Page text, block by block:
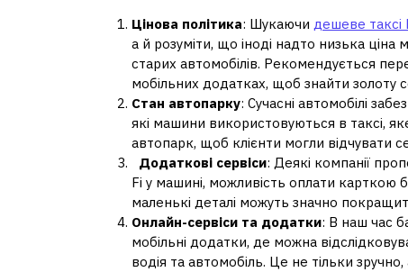
Цінова політика: Шукаючи дешеве таксі
а й розуміти, що іноді надто низька
старих автомобілів. Рекомендується
мобільних додатках, щоб знайти золоту
Стан автопарку: Сучасні автомобілі
які машини використовуються в таксі,
автопарк, щоб клієнти могли відчувати
Додаткові сервіси: Деякі компанії
Fi у машині, можливість оплати карткою
маленькі деталі можуть значно
Онлайн-сервіси та додатки: В наш час
мобільні додатки, де можна
водія та автомобіль. Це не тільки